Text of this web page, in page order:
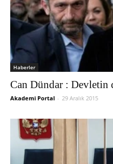
Haberler
Can Dündar : Devletin
Akademi Portal - 29 Aralık 2015